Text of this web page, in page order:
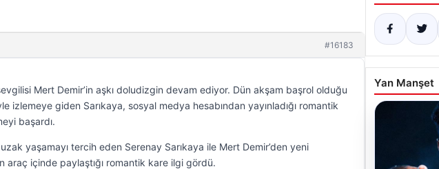
#16183
Mert Demir’in aşkı doludizgin devam ediyor. Dün akşam başrol olduğu
izlemeye giden Sarıkaya, sosyal medya hesabından yayınladığı romantik
başardı.
yaşamayı tercih eden Serenay Sarıkaya ile Mert Demir’den yeni
araç içinde paylaştığı romantik kare ilgi gördü.
Yan Manşet